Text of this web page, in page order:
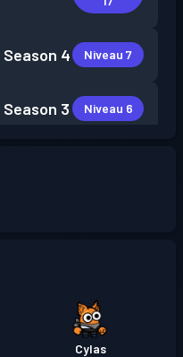
Season 4 Niveau 7
Season 3 Niveau 6
Cylas